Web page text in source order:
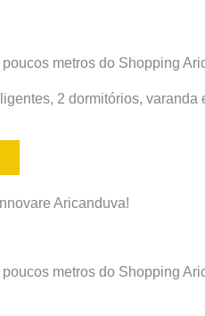
metros do Shopping
2 dormitórios,
Innovare Aricanduva!
metros do Shopping